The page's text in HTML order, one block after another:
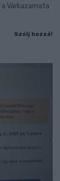
a Várkazamata
Szólj hozzá!